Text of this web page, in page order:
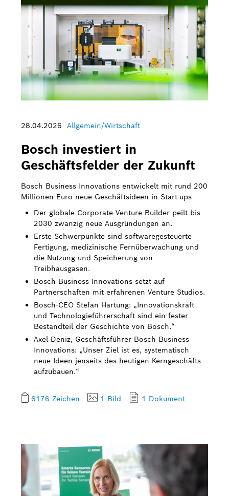
28.04.2026 Allgemein/Wirtschaft
Bosch investiert in
Geschäftsfelder der Zukunft
Bosch Business Innovations entwickelt mit rund 200
Millionen Euro neue Geschäftsideen in Start-ups
Der globale Corporate Venture Builder peilt bis
2030 zwanzig neue Ausgründungen an.
Erste Schwerpunkte sind softwaregesteuerte
Fertigung, medizinische Fernüberwachung und
die Nutzung und Speicherung von
Treibhausgasen.
Bosch Business Innovations setzt auf
Partnerschaften mit erfahrenen Venture Studios.
Bosch-CEO Stefan Hartung: „Innovationskraft
und Technologieführerschaft sind ein fester
Bestandteil der Geschichte von Bosch.“
Axel Deniz, Geschäftsführer Bosch Business
Innovations: „Unser Ziel ist es, systematisch
neue Ideen jenseits des heutigen Kerngeschäfts
aufzubauen.“
6176 Zeichen 1 Bild 1 Dokument